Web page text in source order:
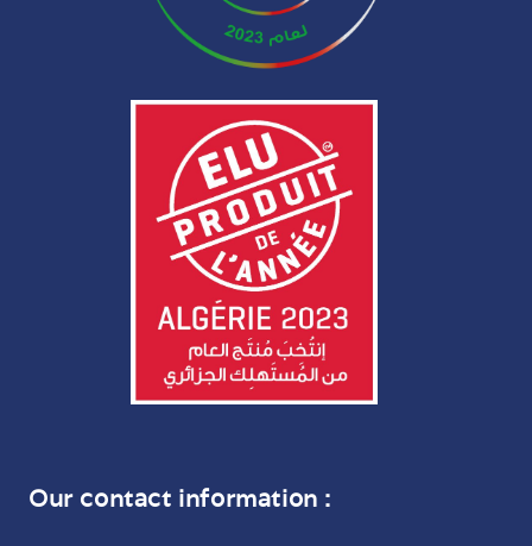
Our contact information :